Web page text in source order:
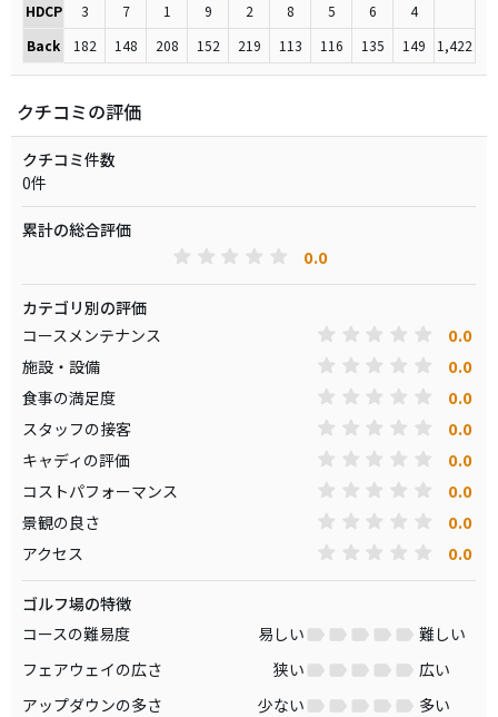
HDCP
3 7 1 9 2 8 5 6
4
Back
182 148 208 152 219 113 116 135 149 1,422
クチコミの評価
クチコミ件数
0件
累計の総合評価
0.0
カテゴリ別の評価
コースメンテナンス
0.0
施設・設備 0.0
食事の満足度 0.0
スタッフの接客 0.0
キャディの評価 0.0
コストパフォーマンス 0.0
景観の良さ 0.0
アクセス 0.0
ゴルフ場の特徴
コースの難易度
易しい
難しい
フェアウェイの広さ
狭い
広い
アップダウンの多さ
少ない
多い